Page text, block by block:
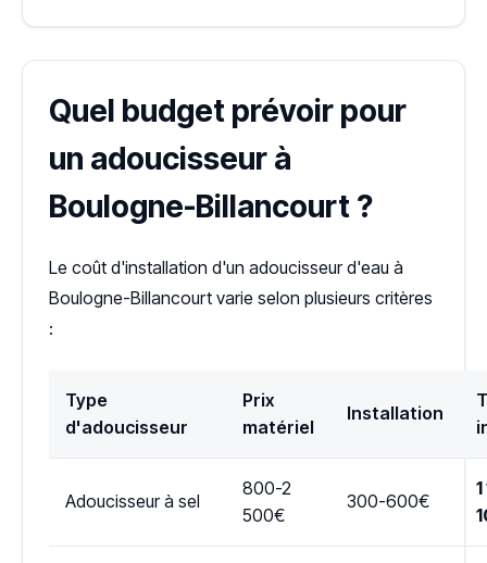
Quel budget prévoir pour
un adoucisseur à
Boulogne-Billancourt ?
Le coût d'installation d'un adoucisseur d'eau à
Boulogne-Billancourt varie selon plusieurs critères
:
Type
d'adoucisseur
Prix
matériel
Installation
Adoucisseur à sel
800-2
500€
300-600€